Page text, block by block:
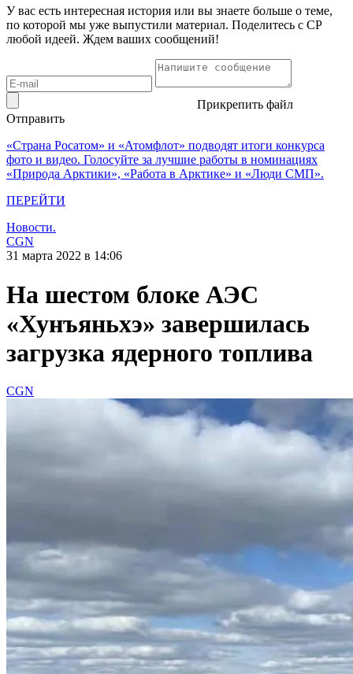
У вас есть интересная история или вы знаете больше о теме,
по которой мы уже выпустили материал. Поделитесь с СР
любой идеей. Ждем ваших сообщений!
Прикрепить файл
Отправить
«Страна Росатом» и «Атомфлот» подводят итоги конкурса
фото и видео. Голосуйте за лучшие работы в номинациях
«Природа Арктики», «Работа в Арктике» и «Люди СМП».
ПЕРЕЙТИ
Новости.
CGN
31 марта 2022 в 14:06
На шестом блоке АЭС
«Хунъяньхэ» завершилась
загрузка ядерного топлива
CGN